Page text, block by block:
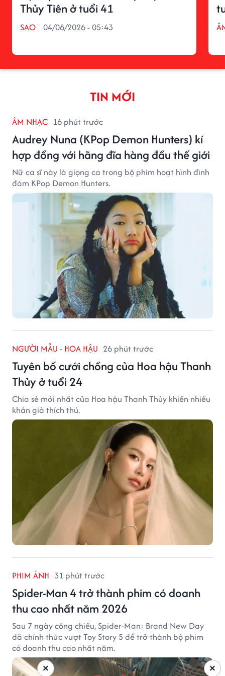
Thủy Tiên ở tuổi 41
SAO 04/08/2026 - 05:43
TIN MỚI
ÂM NHẠC 16 phút trước
Audrey Nuna (KPop Demon Hunters) kí
hợp đồng với hãng đĩa hàng đầu thế giới
Nữ ca sĩ này là giọng ca trong bộ phim hoạt hình đình
đám KPop Demon Hunters.
NGƯỜI MẪU - HOA HẬU 26 phút trước
Tuyên bố cưới chồng của Hoa hậu Thanh
Thủy ở tuổi 24
Chia sẻ mới nhất của Hoa hậu Thanh Thủy khiến nhiều
khán giả thích thú.
PHIM ẢNH 31 phút trước
Spider-Man 4 trở thành phim có doanh
thu cao nhất năm 2026
Sau 7 ngày công chiếu, Spider-Man: Brand New Day
đã chính thức vượt Toy Story 5 để trở thành bộ phim
có doanh thu cao nhất năm.
×
×